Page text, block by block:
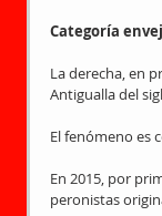
Categoría
La derecha, en
Antigualla del
El fenómeno es
En 2015, por
peronistas